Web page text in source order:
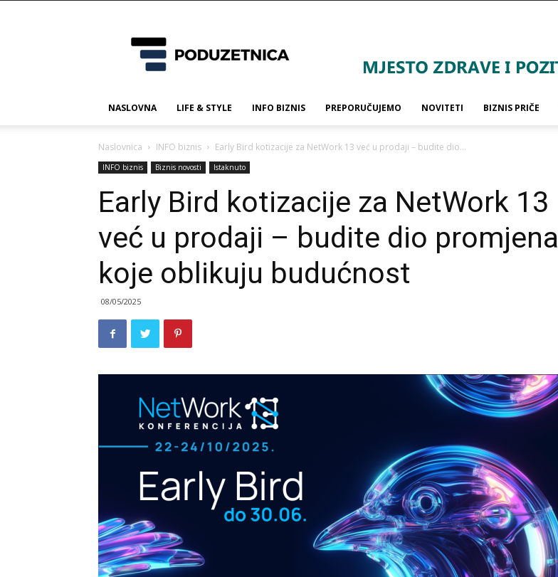
NASLOVNA LIFE & STYLE INFO BIZNIS PREPORUČUJEMO NOVITETI BIZNIS PRIČE
Naslovnica INFO biznis Early Bird kotizacije za NetWork 13 već u prodaji – budite dio...
INFO biznis Biznis novosti Istaknuto
Early Bird kotizacije za NetWork 13
već u prodaji – budite dio promjena
koje oblikuju budućnost
08/05/2025